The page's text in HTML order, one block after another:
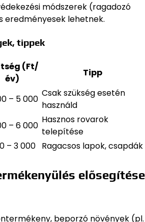
módszerek (ragadozó
eredményesek lehetnek.
tippek
(Ft/
év)
Tipp
– 5 000
Csak szükség esetén
használd
– 6 000
Hasznos rovarok
telepítése
– 3 000 Ragacsos lapok, csapdák
elősegítése
beporzó növények (pl.